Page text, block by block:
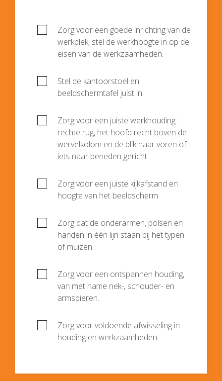
Zorg voor een goede inrichting van de
werkplek, stel de werkhoogte in op de
eisen van de werkzaamheden.
Stel de kantoorstoel en
beeldschermtafel juist in.
Zorg voor een juiste werkhouding:
rechte rug, het hoofd recht boven de
wervelkolom en de blik naar voren of
iets naar beneden gericht.
Zorg voor een juiste kijkafstand en
hoogte van het beeldscherm.
Zorg dat de onderarmen, polsen en
handen in één lijn staan bij het typen
of muizen.
Zorg voor een ontspannen houding,
van met name nek-, schouder- en
armspieren.
Zorg voor voldoende afwisseling in
houding en werkzaamheden.